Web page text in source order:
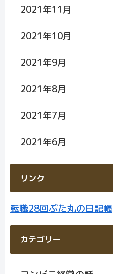
2021年11月
2021年10月
2021年9月
2021年8月
2021年7月
2021年6月
リンク
転職28回ぶた丸の日記帳
カテゴリー